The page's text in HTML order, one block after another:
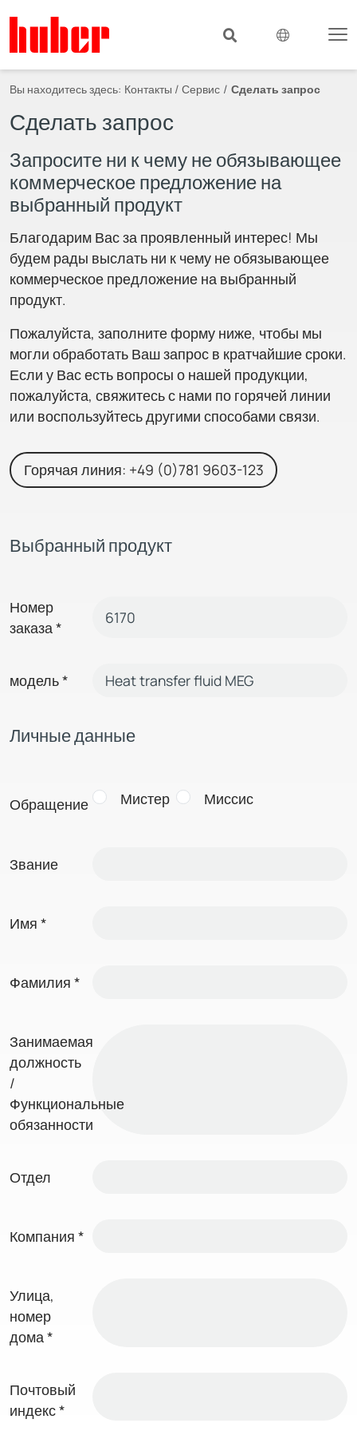
Вы находитесь здесь: Контакты / Сервис Сделать запрос
Сделать запрос
Запросите ни к чему не обязывающее
коммерческое предложение на
выбранный продукт
Благодарим Вас за проявленный интерес! Мы
будем рады выслать ни к чему не обязывающее
коммерческое предложение на выбранный
продукт.
Пожалуйста, заполните форму ниже, чтобы мы
могли обработать Ваш запрос в кратчайшие сроки.
Если у Вас есть вопросы о нашей продукции,
пожалуйста, свяжитесь с нами по горячей линии
или воспользуйтесь другими способами связи.
Горячая линия: +49 (0)781 9603-123
Выбранный продукт
Номер
заказа *
модель*
Личные данные
Обращение Мистер Миссис
Звание
Имя *
Фамилия *
Занимаемая
должность
/
Функциональные
обязанности
Отдел
Компания *
Улица,
номер
дома *
Почтовый
индекс*